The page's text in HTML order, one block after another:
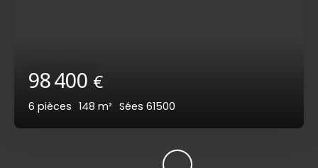
98 400 €
6 pièces 148 m² Sées 61500